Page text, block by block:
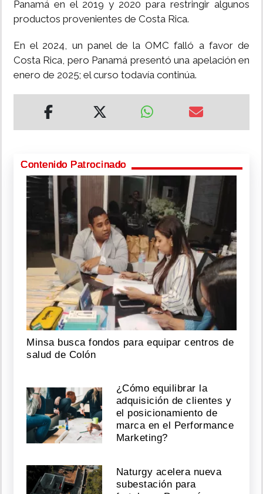
Panamá en el 2019 y 2020 para restringir algunos
productos provenientes de Costa Rica.
En el 2024, un panel de la OMC falló a favor de
Costa Rica, pero Panamá presentó una apelación en
enero de 2025; el curso todavía continúa.
Contenido Patrocinado
Minsa busca fondos para equipar centros de
salud de Colón
¿Cómo equilibrar la
adquisición de clientes y
el posicionamiento de
marca en el Performance
Marketing?
Naturgy acelera nueva
subestación para